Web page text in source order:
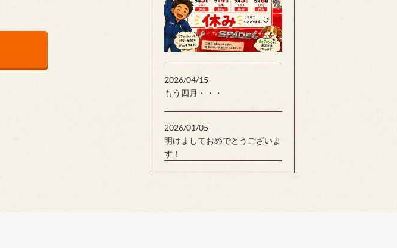
2026/04/15
もう四月・・・
2026/01/05
明けましておめでとうございま
す！